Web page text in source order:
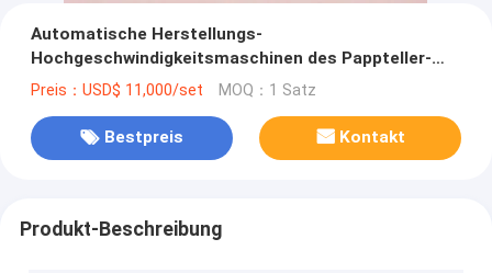
Automatische Herstellungs-
Hochgeschwindigkeitsmaschinen des Pappteller-
8KW 80-120Pcs/Min
Preis：USD$ 11,000/set MOQ：1 Satz
Bestpreis Kontakt
Produkt-Beschreibung